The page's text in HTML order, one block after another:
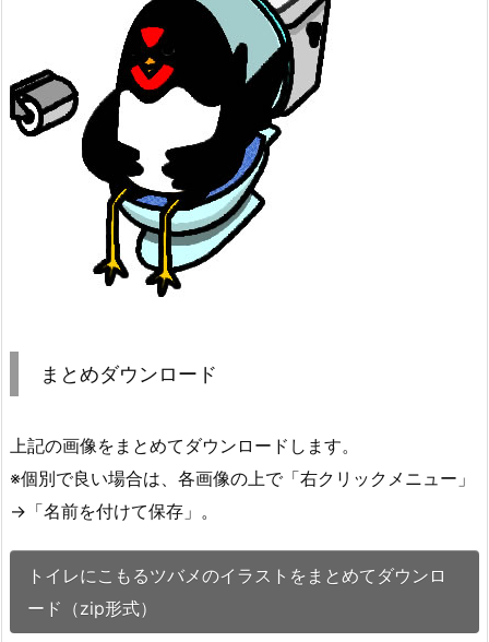
まとめダウンロード
上記の画像をまとめてダウンロードします。
※個別で良い場合は、各画像の上で「右クリックメニュー」
→「名前を付けて保存」。
トイレにこもるツバメのイラストをまとめてダウンロ
ード（zip形式）